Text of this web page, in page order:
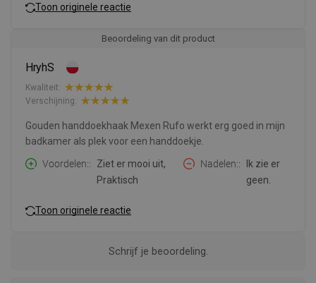
Toon originele reactie
Beoordeling van dit product
HryhS
Kwaliteit:
Verschijning:
Gouden handdoekhaak Mexen Rufo werkt erg goed in mijn
badkamer als plek voor een handdoekje.
Voordelen:
Ziet er mooi uit,
Praktisch
Nadelen:
Ik zie er
geen.
Toon originele reactie
Schrijf je beoordeling.